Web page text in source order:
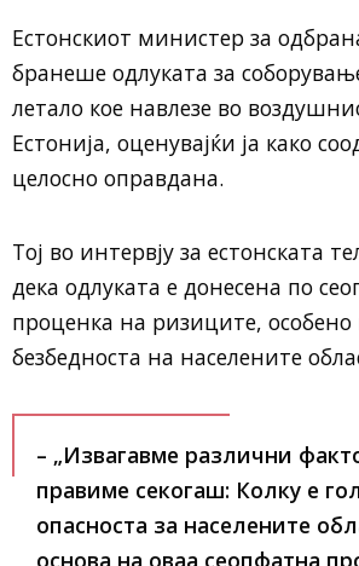
Естонскиот министер за
бранеше одлуката за
летало кое навлезе во
Естонија, оценувајќи ја како
целосно оправдана.
Тој во интервју за естонската
дека одлуката е донесена по
проценка на ризиците, особено
безбедноста на населените
– „Извагавме различни
правиме секогаш: Колку е
опасноста за населените
основа на оваа сеопфатна